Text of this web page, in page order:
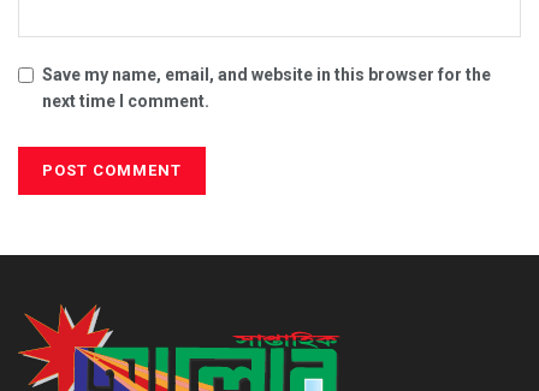
Save my name, email, and website in this browser for the
next time I comment.